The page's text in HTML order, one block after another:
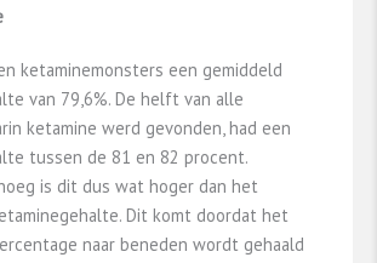
ketaminemonsters een gemiddeld
van 79,6%. De helft van alle
ketamine werd gevonden, had een
tussen de 81 en 82 procent.
is dit dus wat hoger dan het
Dit komt doordat het
naar beneden wordt gehaald